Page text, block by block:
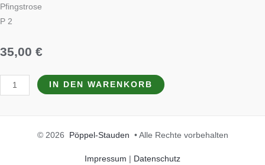
Pfingstrose
P 2
35,00 €
IN DEN WARENKORB
© 2026 Pöppel-Stauden • Alle Rechte vorbehalten
Impressum | Datenschutz